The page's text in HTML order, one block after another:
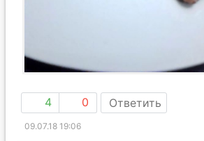
4 0 Ответить
09.07.18 19:06